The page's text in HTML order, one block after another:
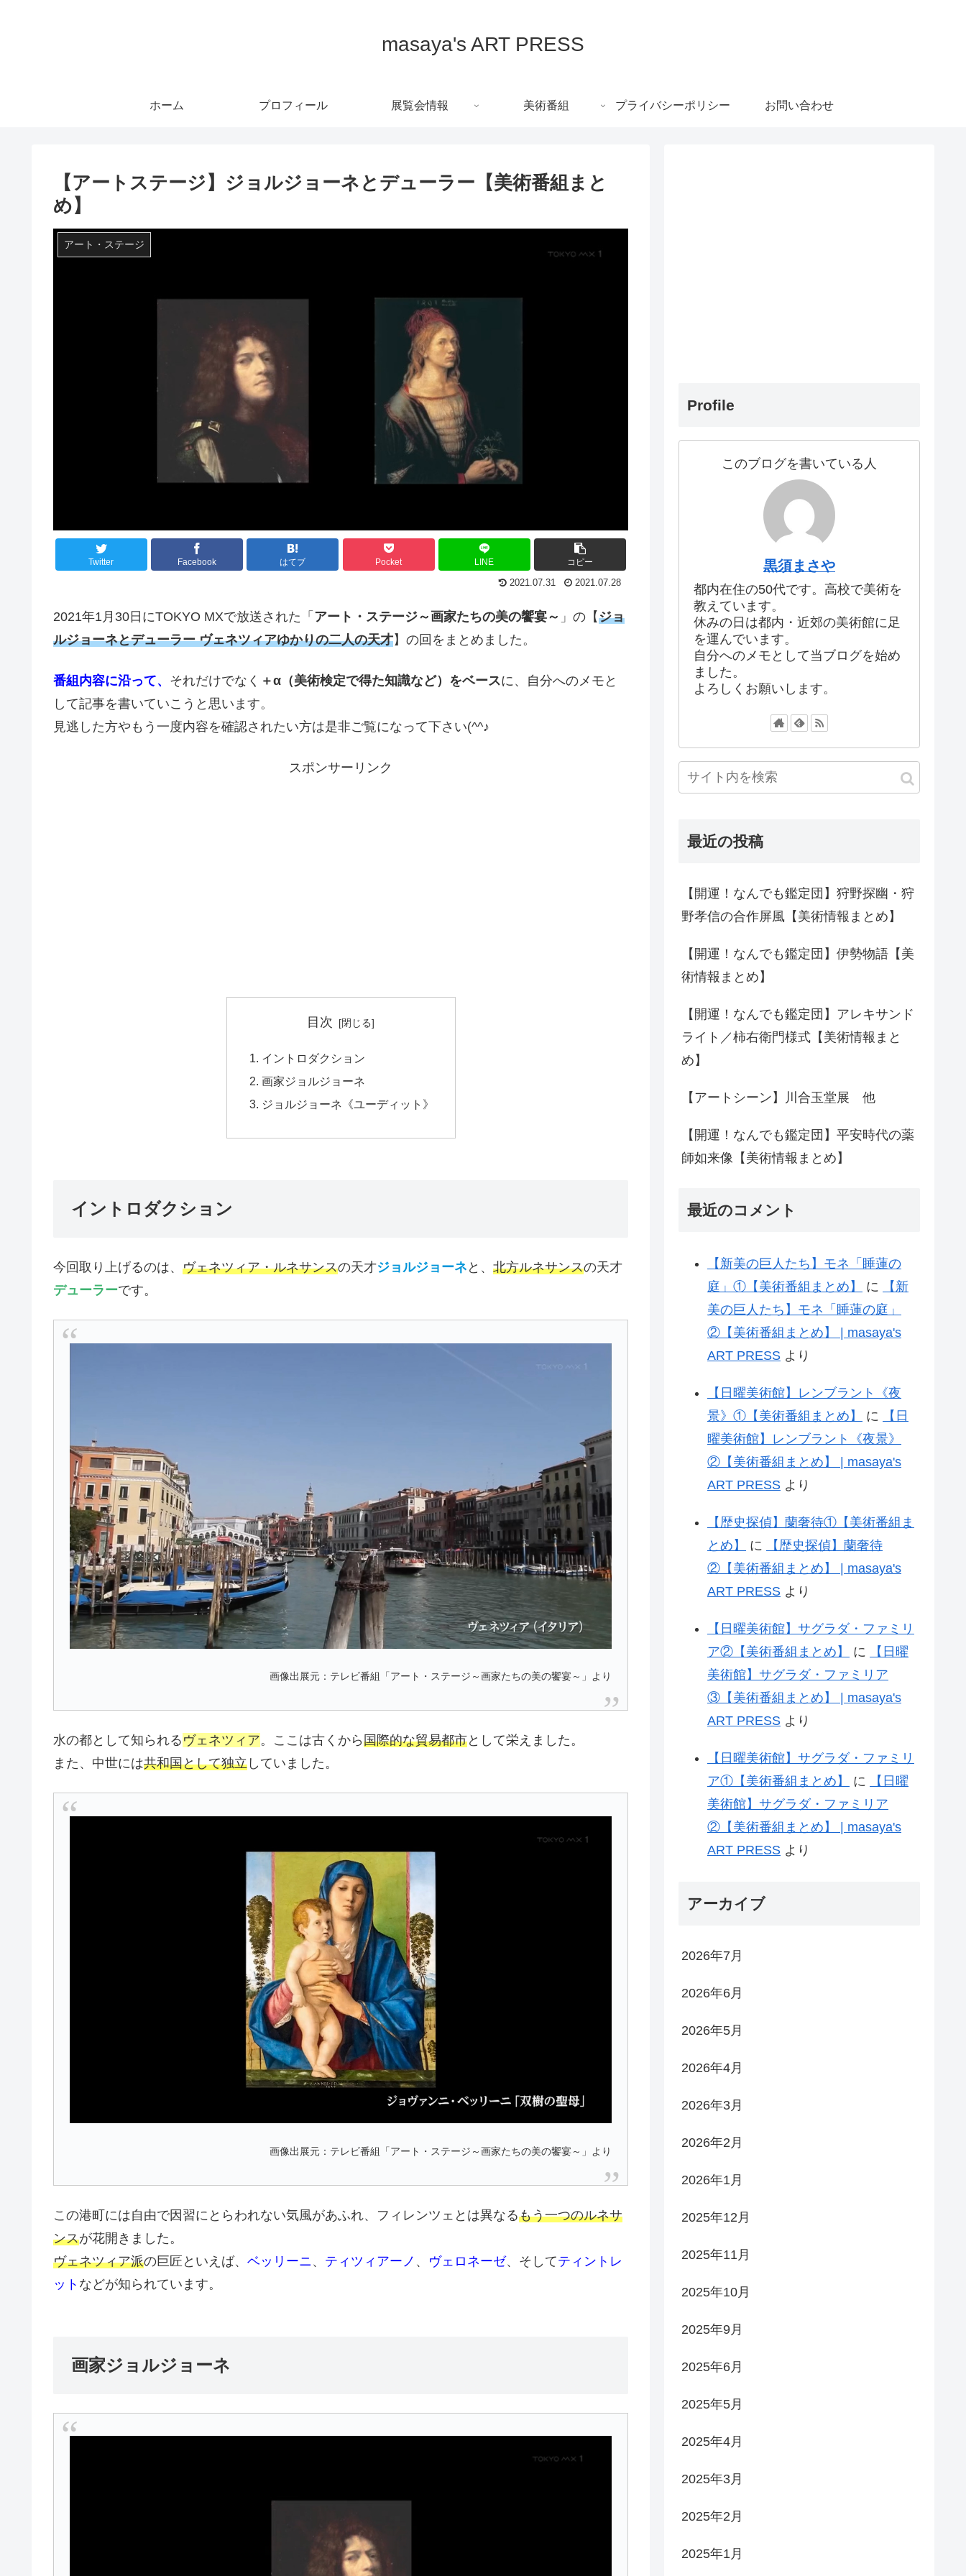
masaya's ART PRESS
ホーム プロフィール 展覧会情報 美術番組 プライバシーポリシー お問い合わせ
【アートステージ】ジョルジョーネとデューラー【美術番組まと
め】
アート・ステージ
Twitter Facebook はてブ Pocket LINE コピー
2021.07.31 2021.07.28
2021年1月30日にTOKYO MXで放送された「 アート・ステージ～画家たちの美の饗宴～ 」の【ジョ
ルジョーネとデューラー ヴェネツィアゆかりの二人の天才】の回をまとめました。
番組内容に沿って、 それだけでなく ＋α（美術検定で得た知識など）をベースに、自分へのメモと
して記事を書いていこうと思います。
見逃した方やもう一度内容を確認されたい方は是非ご覧になって下さい(^^♪
スポンサーリンク
目次
イントロダクション
画家ジョルジョーネ
ジョルジョーネ《ユーディット》
イントロダクション
今回取り上げるのは、 ヴェネツィア・ルネサンスの天才ジョルジョーネ と、 北方ルネサンスの天才
デューラーです。
画像出展元：テレビ番組「アート・ステージ～画家たちの美の饗宴～」より
水の都として知られる ヴェネツィア。ここは古くから国際的な貿易都市として栄えました。
また、中世には共和国として独立 していました。
画像出展元：テレビ番組「アート・ステージ～画家たちの美の饗宴～」より
この港町には自由で因習にとらわれない気風があふれ、フィレンツェとは異なるもう一つのルネサ
ンスが花開きました。
ヴェネツィア派の巨匠といえば、 ベッリーニ 、 ティツィアーノ 、 ヴェロネーゼ、そしてティントレ
ット などが知られています。
画家ジョルジョーネ
Profile
このブログを書いている人
黒須まさや
都内在住の50代です。高校で美術を
教えています。
休みの日は都内・近郊の美術館に足
を運んでいます。
自分へのメモとして当ブログを始め
ました。
よろしくお願いします。
最近の投稿
【開運！なんでも鑑定団】狩野探幽・狩
野孝信の合作屏風【美術情報まとめ】
【開運！なんでも鑑定団】伊勢物語【美
術情報まとめ】
【開運！なんでも鑑定団】アレキサンド
ライト／柿右衛門様式【美術情報まと
め】
【アートシーン】川合玉堂展 他
【開運！なんでも鑑定団】平安時代の薬
師如来像【美術情報まとめ】
最近のコメント
【新美の巨人たち】モネ「睡蓮の
庭」①【美術番組まとめ】
に
【新
美の巨人たち】モネ「睡蓮の庭」
②【美術番組まとめ】 | masaya's
ART PRESS より
【日曜美術館】レンブラント《夜
景》①【美術番組まとめ】
に
【日
曜美術館】レンブラント《夜景》
②【美術番組まとめ】 | masaya's
ART PRESS より
【歴史探偵】蘭奢待①【美術番組ま
とめ】
に
【歴史探偵】蘭奢待
②【美術番組まとめ】 | masaya's
ART PRESS より
【日曜美術館】サグラダ・ファミリ
ア②【美術番組まとめ】
に
【日曜
美術館】サグラダ・ファミリア
③【美術番組まとめ】 | masaya's
ART PRESS より
【日曜美術館】サグラダ・ファミリ
ア①【美術番組まとめ】
に
【日曜
美術館】サグラダ・ファミリア
②【美術番組まとめ】 | masaya's
ART PRESS より
アーカイブ
2026年7月
2026年6月
2026年5月
2026年4月
2026年3月
2026年2月
2026年1月
2025年12月
2025年11月
2025年10月
2025年9月
2025年6月
2025年5月
2025年4月
2025年3月
2025年2月
2025年1月